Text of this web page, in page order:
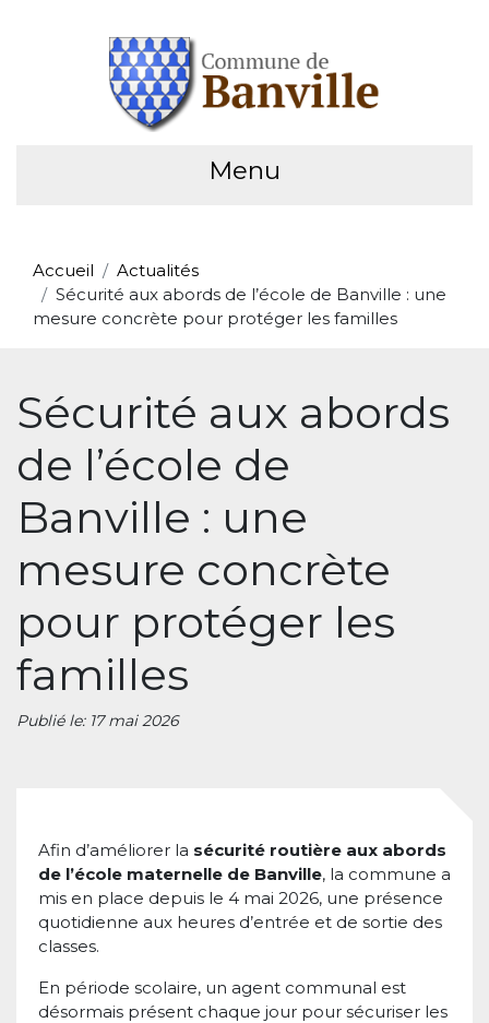
Menu
Accueil
Actualités
Sécurité aux abords de l’école de Banville : une
mesure concrète pour protéger les familles
Sécurité aux abords
de l’école de
Banville : une
mesure concrète
pour protéger les
familles
Publié le: 17 mai 2026
Afin d’améliorer la sécurité routière aux abords
de l’école maternelle de Banville, la commune a
mis en place depuis le 4 mai 2026, une présence
quotidienne aux heures d’entrée et de sortie des
classes.
En période scolaire, un agent communal est
désormais présent chaque jour pour sécuriser les